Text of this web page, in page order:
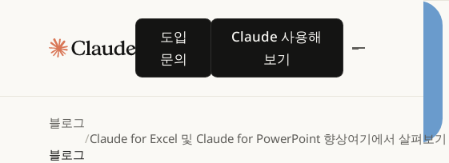
도입
문의
도입 문의
Claude 사용해
보기
Claude 사용해 보기
블로그
블로그
/Claude for Excel 및 Claude for PowerPoint 향상여기에서 살펴보기